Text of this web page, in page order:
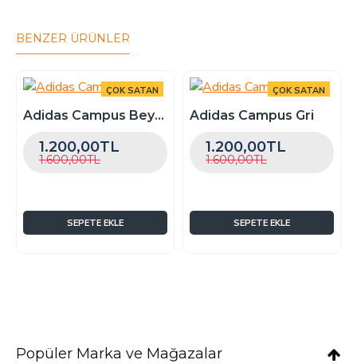
BENZER ÜRÜNLER
ÇOK SATAN
-25 %Adidas Campus Beyaz
1.200,00TL
1.600,00TL
SEPETE EKLE
ÇOK SATAN
-25 %
Adidas Campus Gri
1.200,00TL
1.600,00TL
SEPETE EKLE
Popüler Marka ve Mağazalar